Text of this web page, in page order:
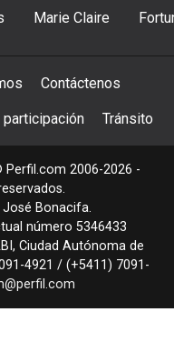
Marie Claire
Contáctenos
participación Tránsito
Perfil.com 2006-2026 -
José Bonacifa.
número 5346433
, Ciudad Autónoma de
4921 / (+5411) 7091-